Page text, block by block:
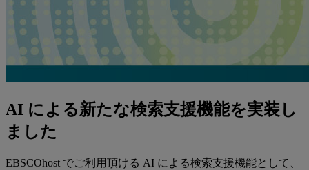
AI による新たな検索支援機能を実装し
ました
EBSCOhost でご利用頂ける AI による検索支援機能として、